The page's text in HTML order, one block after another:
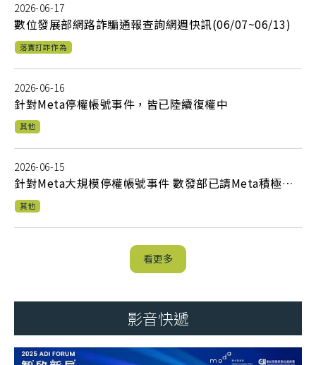
2026-06-17
數位發展部網路詐騙通報查詢網週快訊(06/07~06/13)
落實打詐作為
2026-06-16
針對Meta停權帳號事件，皆已陸續復權中
其他
2026-06-15
針對Meta大規模停權帳號事件 數發部已請Meta積極協
助復權並啟動調查
其他
看更多
影音快遞